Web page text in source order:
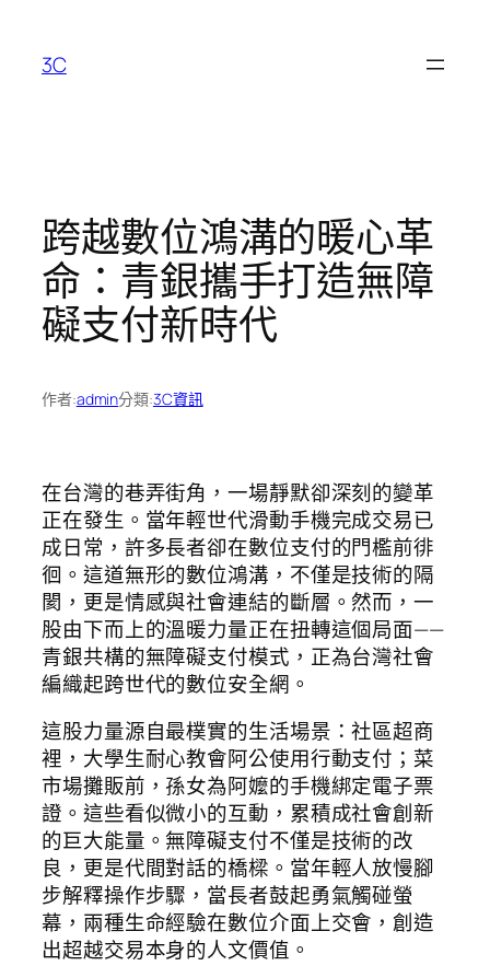
3C
跨越數位鴻溝的暖心革
命：青銀攜手打造無障
礙支付新時代
作者:admin分類:3C資訊
在台灣的巷弄街角，一場靜默卻深刻的變革
正在發生。當年輕世代滑動手機完成交易已
成日常，許多長者卻在數位支付的門檻前徘
徊。這道無形的數位鴻溝，不僅是技術的隔
閡，更是情感與社會連結的斷層。然而，一
股由下而上的溫暖力量正在扭轉這個局面——
青銀共構的無障礙支付模式，正為台灣社會
編織起跨世代的數位安全網。
這股力量源自最樸實的生活場景：社區超商
裡，大學生耐心教會阿公使用行動支付；菜
市場攤販前，孫女為阿嬤的手機綁定電子票
證。這些看似微小的互動，累積成社會創新
的巨大能量。無障礙支付不僅是技術的改
良，更是代間對話的橋樑。當年輕人放慢腳
步解釋操作步驟，當長者鼓起勇氣觸碰螢
幕，兩種生命經驗在數位介面上交會，創造
出超越交易本身的人文價值。